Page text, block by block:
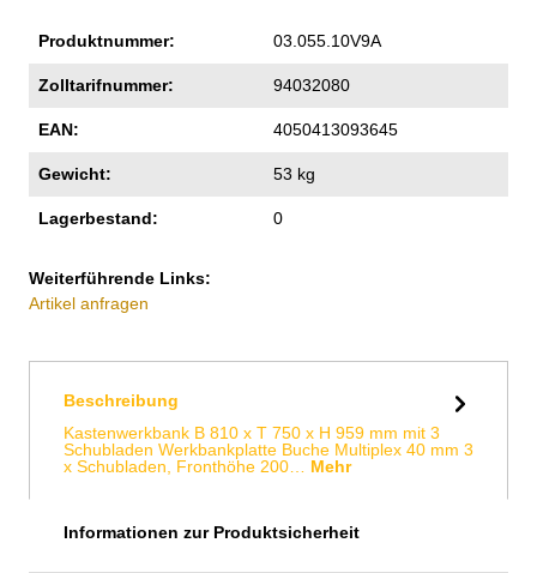
Produktnummer: 03.055.10V9A
Zolltarifnummer: 94032080
EAN: 4050413093645
Gewicht: 53 kg
Lagerbestand: 0
Weiterführende Links:
Artikel anfragen
Beschreibung
Kastenwerkbank B 810 x T 750 x H 959 mm mit 3
Schubladen Werkbankplatte Buche Multiplex 40 mm 3
x Schubladen, Fronthöhe 200… Mehr
Informationen zur Produktsicherheit